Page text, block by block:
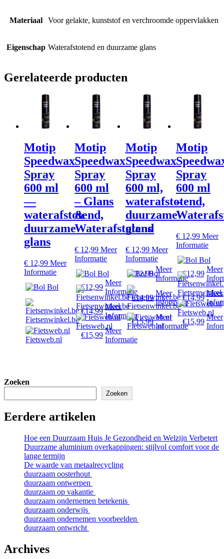
Materiaal Voor gelakte, kunststof en verchroomde oppervlakken
Eigenschap Waterafstotend en duurzame glans
Gerelateerde producten
Motip
Speedwax
Spray
600 ml
—
waterafstotend,
duurzame
glans
€ 12,99 Meer
Informatie
Bol
€12,99
Meer
Informatie
Fietsenwinkel.be
€14,99
Meer
Informatie
Fietsweb.nl
€15,99
Meer
Informatie
Motip
Speedwax
Spray
600 ml
– Glans
&
Waterafstotend
€ 12,99 Meer
Informatie
Bol
€12,99
Meer
Informatie
Fietsenwinkel.be
€14,99
Meer
Informatie
Fietsweb.nl
€15,99
Meer
Informatie
Motip
Speedwax
Spray
600 ml,
waterafstotend,
duurzame
glans
€12,99 Meer
Informatie
Bol
€12,99
Meer
Fietsenwinkel.be
€14,99
Meer
Fietsweb.nl
€15,99
Meer
Motip
Spray
600 ml
–
€12,99 Meer
Informatie
Bol
Fietsweb.nl
Zoeken
Zoeken
Eerdere artikelen
Hoe een Duurzaam Huis Je Gezondheid en Welzijn Verbetert
Duurzame aluminium overkappingen: stijlvol comfort voor de
lange termijn
De waarde van metaalrecycling
duurzaam oosterhout
duurzaam ontwerpen
duurzaam op vakantie
duurzaam ondernemen betekenis
duurzaam onderwijs
duurzaam ondernemen voorbeelden
duurzaam ontwricht
Archives